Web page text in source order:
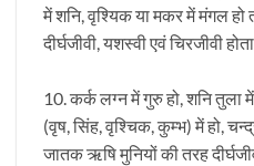
में शनि, वृश्यिक या मकर में मंगल
दीर्घजीवी, यशस्वी एवं चिरजीवी
10. कर्क लग्न में गुरु हो, शनि तुला
(वृष, सिंह, वृश्चिक, कुम्भ) में हो,
जातक ऋषि मुनियों की तरह